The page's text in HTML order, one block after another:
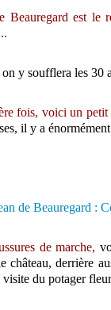
Beauregard est le
y soufflera les 30
fois, voici un
il y a
de marche,
château, derrière
du potager